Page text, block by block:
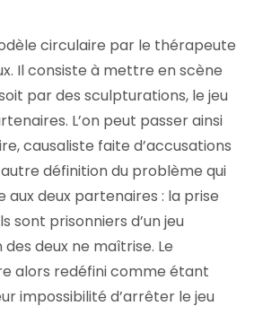
circulaire par le thérapeute
Il consiste à mettre en scène
par des sculpturations, le jeu
L’on peut passer ainsi
causaliste faite d’accusations
définition du problème qui
aux deux partenaires : la prise
sont prisonniers d’un jeu
deux ne maîtrise. Le
alors redéfini comme étant
impossibilité d’arrêter le jeu